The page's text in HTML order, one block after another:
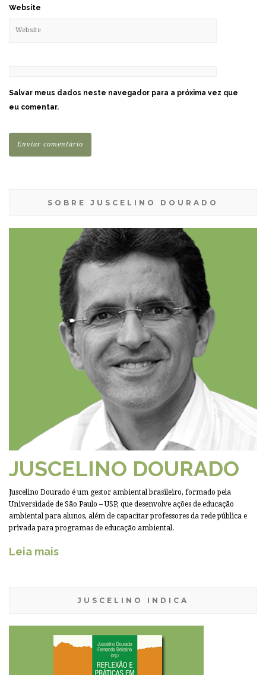
Website
Salvar meus dados neste navegador para a próxima vez que
eu comentar.
SOBRE JUSCELINO DOURADO
JUSCELINO DOURADO
Juscelino Dourado é um gestor ambiental brasileiro, formado pela
Universidade de São Paulo – USP, que desenvolve ações de educação
ambiental para alunos, além de capacitar professores da rede pública e
privada para programas de educação ambiental.
Leia mais
JUSCELINO INDICA